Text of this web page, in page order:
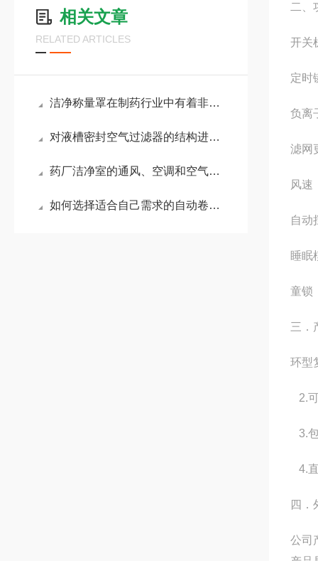
相关文章
RELATED ARTICLES
洁净称量罩在制药行业中有着非常重要地位
对液槽密封空气过滤器的结构进行说明
药厂洁净室的通风、空调和空气净化要点
如何选择适合自己需求的自动卷帘式过滤器
二、
开关
定时
负离
滤网
风速
自动
睡眠
童锁
三．
环型
2.
3.
4.
四．
公司